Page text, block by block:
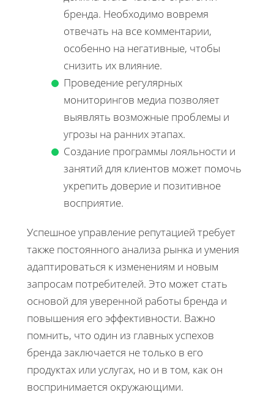
бренда. Необходимо вовремя
отвечать на все комментарии,
особенно на негативные, чтобы
снизить их влияние.
Проведение регулярных
мониторингов медиа позволяет
выявлять возможные проблемы и
угрозы на ранних этапах.
Создание программы лояльности и
занятий для клиентов может помочь
укрепить доверие и позитивное
восприятие.
Успешное управление репутацией требует
также постоянного анализа рынка и умения
адаптироваться к изменениям и новым
запросам потребителей. Это может стать
основой для уверенной работы бренда и
повышения его эффективности. Важно
помнить, что один из главных успехов
бренда заключается не только в его
продуктах или услугах, но и в том, как он
воспринимается окружающими.